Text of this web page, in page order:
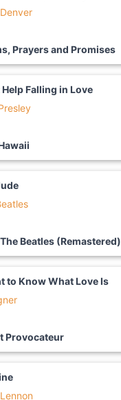
Prayers and Promises
Falling in Love
Beatles (Remastered)
to Know What Love Is
Provocateur